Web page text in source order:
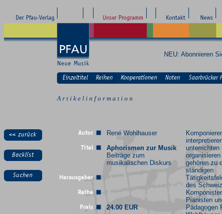
NEU: Abonnieren
A r t i k e l i n f o r m a t i o n
René Wohlhauser
Aphorismen zur Musik
Beiträge zum
musikalischen Diskurs
24.00 EUR
unterrichten
organisieren
gehören zu
ständigen
des
Pianisten
Pädagogen